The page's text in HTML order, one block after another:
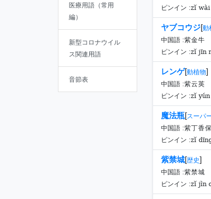
医療用語（常用
編）
新型コロナウイル
ス関連用語
音節表
ピンイン :zǐ wài
ヤブコウジ[動
中国語 :紫金牛
ピンイン :zǐ jīn
レンゲ[動植物]
中国語 :紫云英
ピンイン :zǐ
魔法瓶[スーパ
中国語 :紫丁香
ピンイン :zǐ
紫禁城[歴史]
中国語 :紫禁城
ピンイン :zǐ jìn